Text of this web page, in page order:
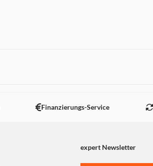
Finanzierungs-Service
expert Newsletter